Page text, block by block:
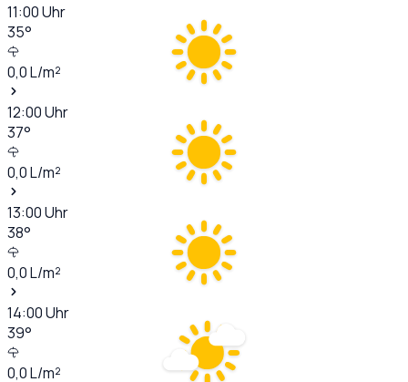
11:00Uhr
35°
0,0L/m²
12:00Uhr
37°
0,0L/m²
13:00Uhr
38°
0,0L/m²
14:00Uhr
39°
0,0L/m²